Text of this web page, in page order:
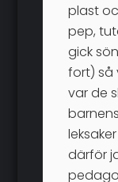
plast
pep,
gick
fort) så
var de
därför